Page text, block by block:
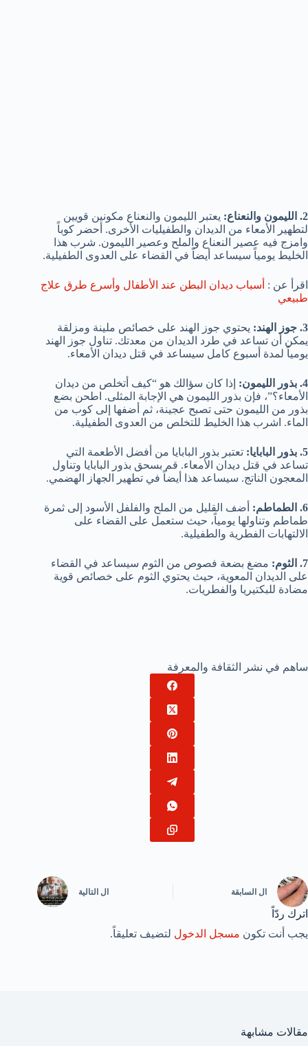
2. الليمون والنعناع:
يعتبر الليمون والنعناع مكونين قويين
لتطهير الأمعاء من الديدان والطفيليات الأخرى. أحضر كوباً
وامزج فيه عصير النعناع والملح وعصير الليمون. شرب هذا
الخليط يومياً سيساعد أيضاً في القضاء على العدوى الطفيلية.
اقرأ عن : أسباب ديدان البطن عند الأطفال وأسرع طرق علاج
طبيعي
3. جوز الهند:
يحتوي جوز الهند على خصائص ملينة ومزلقة
يمكن أن تساعد في طرد الديدان من معدتك. تناول جوز الهند
يومياً لمدة أسبوع كامل سيساعد في قتل ديدان الأمعاء.
4. بذور الليمون:
إذا كان سؤالك هو “كيف أتخلص من ديدان
الأمعاء؟”، فإن بذور الليمون هي الإجابة المثلى. اطحن بضع
بذور من الليمون حتى تصبح عجينة، ثم أضفها إلى كوب من
الماء. اشرب هذا الخليط للتخلص من العدوى الطفيلية.
5. بذور البابايا:
تعتبر بذور البابايا من أفضل الأطعمة التي
تساعد في قتل ديدان الأمعاء. قم بسحق بذور البابايا وتناول
المعجون الناتج. سيساعد هذا أيضاً في تطهير الجهاز الهضمي.
6. الطماطم:
أضف القليل من الملح والفلفل الأسود إلى ثمرة
طماطم وتناولها يومياً، حيث ستعمل على القضاء على
الالتهابات الفطرية والطفيلية.
7. الثوم:
مضغ بضعة فصوص من الثوم سيساعد في القضاء
على الديدان المعوية، حيث يحتوي الثوم على خصائص قوية
مضادة للبكتيريا والفطريات.
ساهم في نشر الثقافة والمعرفة
ال السابقة ال التالية
اترك ردّاً
يجب أنت تكون مسجل الدخول لتضيف تعليقاً.
مقالات مشابهة